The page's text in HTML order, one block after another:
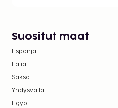
Suositut maat
Espanja
Italia
Saksa
Yhdysvallat
Egypti